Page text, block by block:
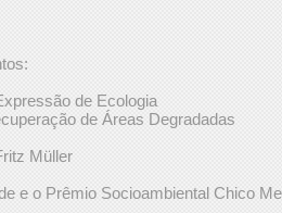
de Ecologia
de Áreas Degradadas
Müller
e o Prêmio Socioambiental Chico